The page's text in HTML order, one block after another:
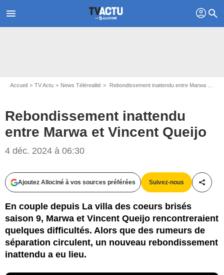
menu profil search
Accueil TV Actu News Télérealité Rebondissement inattendu entre Marwa et Vincent Queijo
Rebondissement inattendu
entre Marwa et Vincent Queijo
4 déc. 2024 à 06:30
Ajoutez Allociné à vos sources préférées Suivez-nous
En couple depuis La villa des coeurs brisés
saison 9, Marwa et Vincent Queijo rencontreraient
quelques difficultés. Alors que des rumeurs de
séparation circulent, un nouveau rebondissement
inattendu a eu lieu.